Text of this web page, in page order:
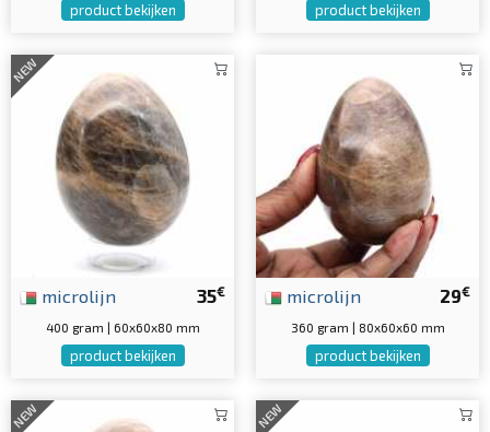
product bekijken product bekijken
NEW
35€
microlijn
400 gram | 60x60x80 mm
product bekijken
29€
microlijn
360 gram | 80x60x60 mm
product bekijken
NEW NEW